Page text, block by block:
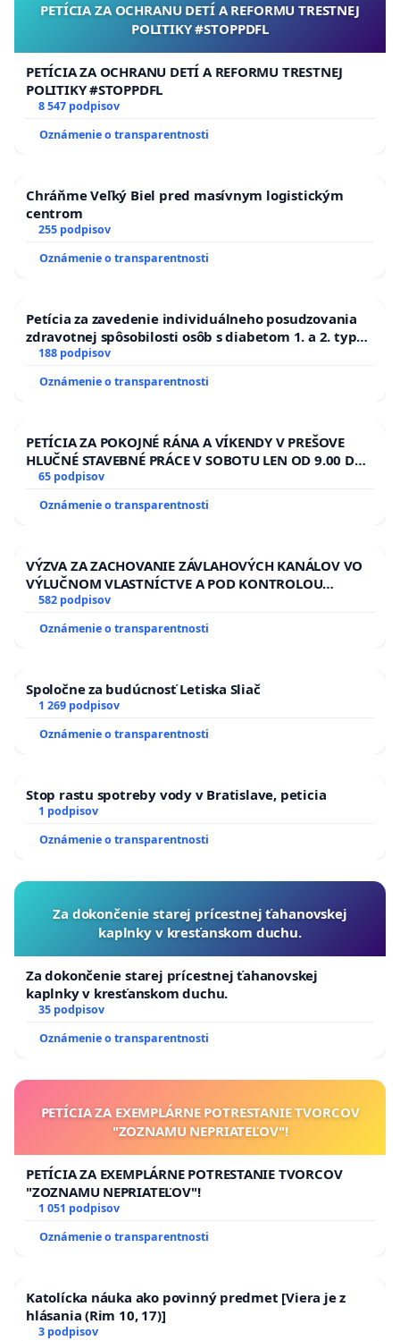
PETÍCIA ZA OCHRANU DETÍ A REFORMU TRESTNEJ
POLITIKY #STOPPDFL
PETÍCIA ZA OCHRANU DETÍ A REFORMU TRESTNEJ
POLITIKY #STOPPDFL
8 547 podpisov
Oznámenie o transparentnosti
Chráňme Veľký Biel pred masívnym logistickým
centrom
255 podpisov
Oznámenie o transparentnosti
Petícia za zavedenie individuálneho posudzovania
zdravotnej spôsobilosti osôb s diabetom 1. a 2. typu
pri prijímaní do Policajného zboru SR
188 podpisov
Oznámenie o transparentnosti
PETÍCIA ZA POKOJNÉ RÁNA A VÍKENDY V PREŠOVE
HLUČNÉ STAVEBNÉ PRÁCE V SOBOTU LEN OD 9.00 DO
13.00 HOD., CEZ PRACOVNÝ TÝŽDEŇ CIEĽ 8.00 – 18.00
HOD. A PRAVIDELNÁ KONTROLA STAVBY C-AREA NA
ĎUMBIERSKEJ/MAGU
65 podpisov
Oznámenie o transparentnosti
VÝZVA ZA ZACHOVANIE ZÁVLAHOVÝCH KANÁLOV VO
VÝLUČNOM VLASTNÍCTVE A POD KONTROLOU
SLOVENSKEJ REPUBLIKY & žiadosť na riešenie
zanedbaného stavu závlahových a odvodňovacích
kanálov na Slovensku
582 podpisov
Oznámenie o transparentnosti
Spoločne za budúcnosť Letiska Sliač
1 269 podpisov
Oznámenie o transparentnosti
Stop rastu spotreby vody v Bratislave, peticia
1 podpisov
Oznámenie o transparentnosti
Za dokončenie starej prícestnej ťahanovskej
kaplnky v kresťanskom duchu.
Za dokončenie starej prícestnej ťahanovskej
kaplnky v kresťanskom duchu.
35 podpisov
Oznámenie o transparentnosti
PETÍCIA ZA EXEMPLÁRNE POTRESTANIE TVORCOV
"ZOZNAMU NEPRIATEĽOV"!
PETÍCIA ZA EXEMPLÁRNE POTRESTANIE TVORCOV
"ZOZNAMU NEPRIATEĽOV"!
1 051 podpisov
Oznámenie o transparentnosti
Katolícka náuka ako povinný predmet [Viera je z
hlásania (Rim 10, 17)]
3 podpisov